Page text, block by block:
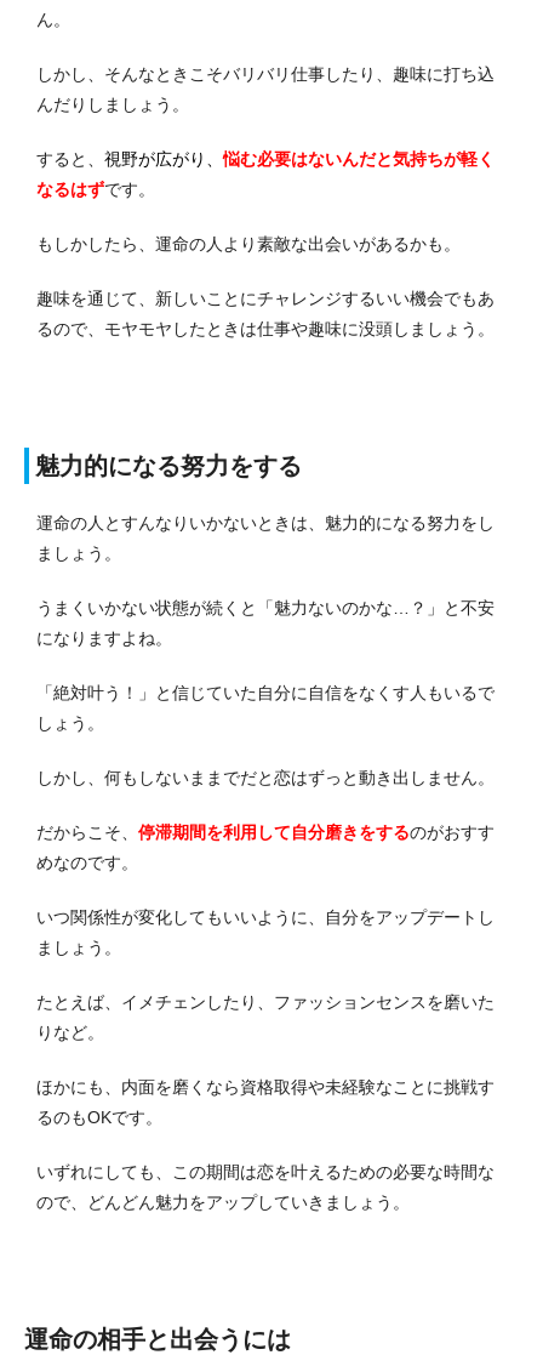
ん。
しかし、そんなときこそバリバリ仕事したり、趣味に打ち込
んだりしましょう。
すると、 視野が広がり、悩む必要はないんだと気持ちが軽く
なるはずです。
もしかしたら、運命の人より素敵な出会いがあるかも。
趣味を通じて、新しいことにチャレンジするいい機会でもあ
るので、モヤモヤしたときは仕事や趣味に没頭しましょう。
魅力的になる努力をする
運命の人とすんなりいかないときは、魅力的になる努力をし
ましょう。
うまくいかない状態が続くと「魅力ないのかな…？」と不安
になりますよね。
「絶対叶う！」と信じていた自分に自信をなくす人もいるで
しょう。
しかし、何もしないままでだと恋はずっと動き出しません。
だからこそ、 停滞期間を利用して自分磨きをするのがおすす
めなのです。
いつ関係性が変化してもいいように、自分をアップデートし
ましょう。
たとえば、イメチェンしたり、ファッションセンスを磨いた
りなど。
ほかにも、内面を磨くなら資格取得や未経験なことに挑戦す
るのもOKです。
いずれにしても、この期間は恋を叶えるための必要な時間な
ので、どんどん魅力をアップしていきましょう。
運命の相手と出会うには